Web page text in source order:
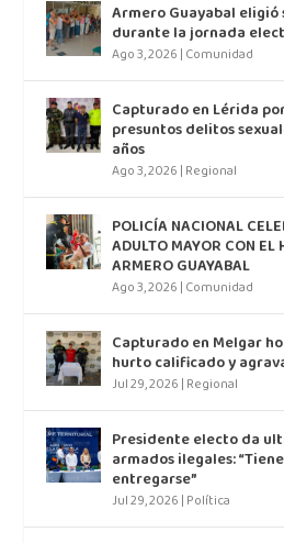
Armero Guayabal eligió
durante la jornada
Ago 3, 2026 | Comunidad
Capturado en Lérida
presuntos delitos
años
Ago 3, 2026 | Regional
POLICÍA NACIONAL
ADULTO MAYOR CON EL
ARMERO GUAYABAL
Ago 3, 2026 | Comunidad
Capturado en Melgar
hurto calificado y
Jul 29, 2026 | Regional
Presidente electo da
armados ilegales:
entregarse”
Jul 29, 2026 | Política